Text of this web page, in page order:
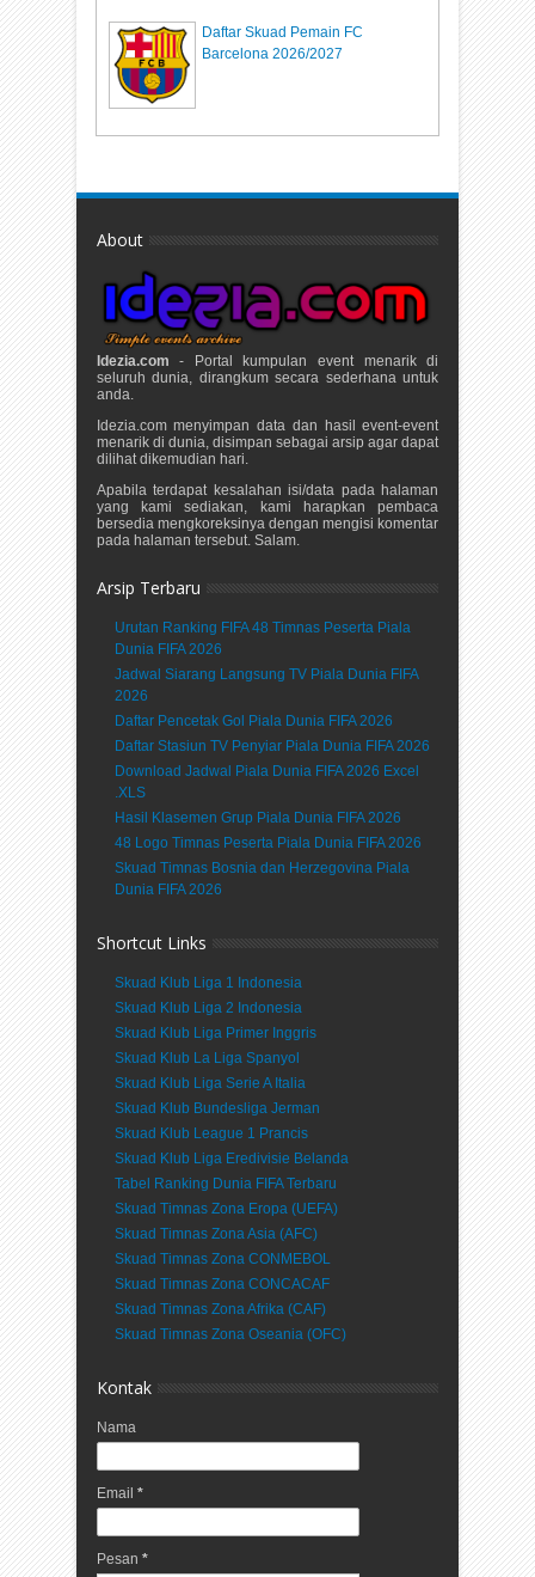
Daftar Skuad Pemain FC
Barcelona 2026/2027
About
Idezia.com - Portal kumpulan event menarik di
seluruh dunia, dirangkum secara sederhana untuk
anda.
Idezia.com menyimpan data dan hasil event-event
menarik di dunia, disimpan sebagai arsip agar dapat
dilihat dikemudian hari.
Apabila terdapat kesalahan isi/data pada halaman
yang kami sediakan, kami harapkan pembaca
bersedia mengkoreksinya dengan mengisi komentar
pada halaman tersebut. Salam.
Arsip Terbaru
Urutan Ranking FIFA 48 Timnas Peserta Piala
Dunia FIFA 2026
Jadwal Siarang Langsung TV Piala Dunia FIFA
2026
Daftar Pencetak Gol Piala Dunia FIFA 2026
Daftar Stasiun TV Penyiar Piala Dunia FIFA 2026
Download Jadwal Piala Dunia FIFA 2026 Excel
.XLS
Hasil Klasemen Grup Piala Dunia FIFA 2026
48 Logo Timnas Peserta Piala Dunia FIFA 2026
Skuad Timnas Bosnia dan Herzegovina Piala
Dunia FIFA 2026
Shortcut Links
Skuad Klub Liga 1 Indonesia
Skuad Klub Liga 2 Indonesia
Skuad Klub Liga Primer Inggris
Skuad Klub La Liga Spanyol
Skuad Klub Liga Serie A Italia
Skuad Klub Bundesliga Jerman
Skuad Klub League 1 Prancis
Skuad Klub Liga Eredivisie Belanda
Tabel Ranking Dunia FIFA Terbaru
Skuad Timnas Zona Eropa (UEFA)
Skuad Timnas Zona Asia (AFC)
Skuad Timnas Zona CONMEBOL
Skuad Timnas Zona CONCACAF
Skuad Timnas Zona Afrika (CAF)
Skuad Timnas Zona Oseania (OFC)
Kontak
Nama
Email *
Pesan *